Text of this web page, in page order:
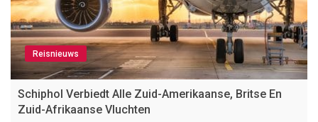
Reisnieuws
Schiphol Verbiedt Alle Zuid-Amerikaanse, Britse En
Zuid-Afrikaanse Vluchten